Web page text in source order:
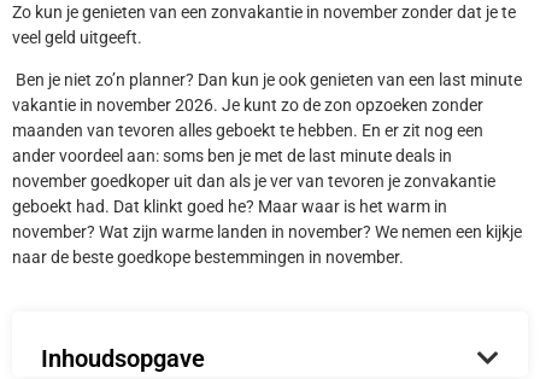
Zo kun je genieten van een zonvakantie in november zonder dat je te
veel geld uitgeeft.
Ben je niet zo’n planner? Dan kun je ook genieten van een last minute
vakantie in november 2026. Je kunt zo de zon opzoeken zonder
maanden van tevoren alles geboekt te hebben. En er zit nog een
ander voordeel aan: soms ben je met de last minute deals in
november goedkoper uit dan als je ver van tevoren je zonvakantie
geboekt had. Dat klinkt goed he? Maar waar is het warm in
november? Wat zijn warme landen in november? We nemen een kijkje
naar de beste goedkope bestemmingen in november.
Inhoudsopgave